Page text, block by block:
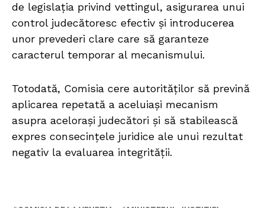
de legislația privind vettingul, asigurarea unui
control judecătoresc efectiv și introducerea
unor prevederi clare care să garanteze
caracterul temporar al mecanismului.
Totodată, Comisia cere autorităților să prevină
aplicarea repetată a aceluiași mecanism
asupra acelorași judecători și să stabilească
expres consecințele juridice ale unui rezultat
negativ la evaluarea integrității.